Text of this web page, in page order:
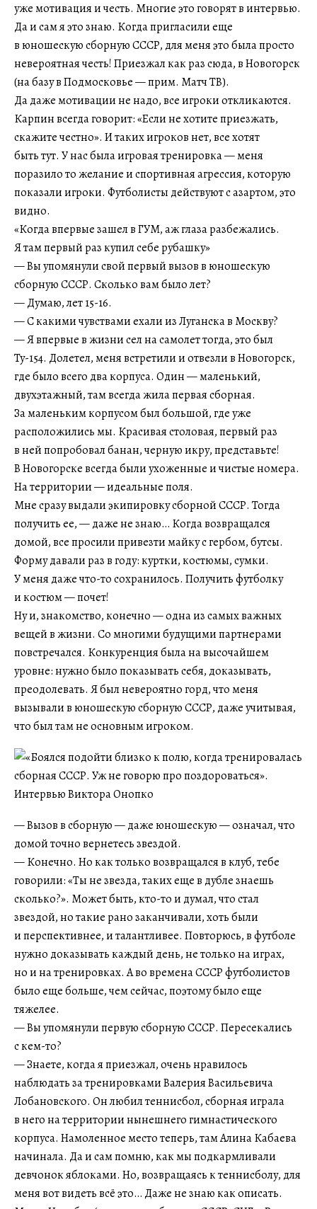
уже мотивация и честь. Многие это говорят в интервью.
Да и сам я это знаю. Когда пригласили еще
в юношескую сборную СССР, для меня это была просто
невероятная честь! Приезжал как раз сюда, в Новогорск
(на базу в Подмосковье — прим. Матч ТВ).
Да даже мотивации не надо, все игроки откликаются.
Карпин всегда говорит: «Если не хотите приезжать,
скажите честно». И таких игроков нет, все хотят
быть тут. У нас была игровая тренировка — меня
поразило то желание и спортивная агрессия, которую
показали игроки. Футболисты действуют с азартом, это
видно.
«Когда впервые зашел в ГУМ, аж глаза разбежались.
Я там первый раз купил себе рубашку»
— Вы упомянули свой первый вызов в юношескую
сборную СССР. Сколько вам было лет?
— Думаю, лет 15-16.
— С какими чувствами ехали из Луганска в Москву?
— Я впервые в жизни сел на самолет тогда, это был
Ту-154. Долетел, меня встретили и отвезли в Новогорск,
где было всего два корпуса. Один — маленький,
двухэтажный, там всегда жила первая сборная.
За маленьким корпусом был большой, где уже
расположились мы. Красивая столовая, первый раз
в ней попробовал банан, черную икру, представьте!
В Новогорске всегда были ухоженные и чистые номера.
На территории — идеальные поля.
Мне сразу выдали экипировку сборной СССР. Тогда
получить ее, — даже не знаю… Когда возвращался
домой, все просили привезти майку с гербом, бутсы.
Форму давали раз в году: куртки, костюмы, сумки.
У меня даже что-то сохранилось. Получить футболку
и костюм — почет!
Ну и, знакомство, конечно — одна из самых важных
вещей в жизни. Со многими будущими партнерами
повстречался. Конкуренция была на высочайшем
уровне: нужно было показывать себя, доказывать,
преодолевать. Я был невероятно горд, что меня
вызывали в юношескую сборную СССР, даже учитывая,
что был там не основным игроком.
— Вызов в сборную — даже юношескую — означал, что
домой точно вернетесь звездой.
— Конечно. Но как только возвращался в клуб, тебе
говорили: «Ты не звезда, таких еще в дубле знаешь
сколько?». Может быть, кто-то и думал, что стал
звездой, но такие рано заканчивали, хоть были
и перспективнее, и талантливее. Повторюсь, в футболе
нужно доказывать каждый день, не только на играх,
но и на тренировках. А во времена СССР футболистов
было еще больше, чем сейчас, поэтому было еще
тяжелее.
— Вы упомянули первую сборную СССР. Пересекались
с кем-то?
— Знаете, когда я приезжал, очень нравилось
наблюдать за тренировками Валерия Васильевича
Лобановского. Он любил теннисбол, сборная играла
в него на территории нынешнего гимнастического
корпуса. Намоленное место теперь, там Алина Кабаева
начинала. Да и сам помню, как мы подкармливали
девчонок яблоками. Но, возвращаясь к теннисболу, для
меня вот видеть всё это… Даже не знаю как описать.